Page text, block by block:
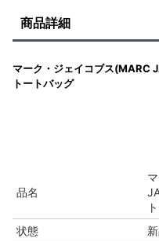
商品詳細
マーク・ジェイコブス(MARC
トートバッグ
品名
状態